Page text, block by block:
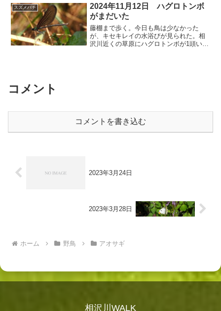
⬇️ カルガモ...
スズメバチ
2024年11月12日 ハグロトンボ
がまだいた
藤棚まで歩く。今日も鳥は少なかった
が、キセキレイの水浴びが見られた。相
沢川近くの草原にハグロトンボが1頭い
コメント
コメントを書き込む
2023年3月24日
2023年3月28日
ホーム 野鳥 アオサギ
相沢川WALK